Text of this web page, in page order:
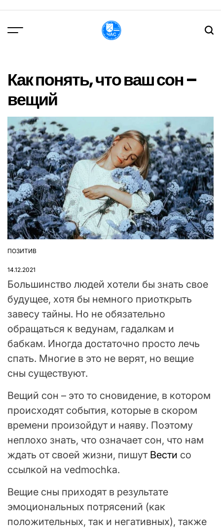
вмісту
Как понять, что ваш сон –
вещий
ОПУБЛІКУВАТИ
ПОЗИТИВ
14.12.2021
Большинство людей хотели бы знать свое
будущее, хотя бы немного приоткрыть
завесу тайны. Но не обязательно
обращаться к ведунам, гадалкам и
бабкам. Иногда достаточно просто лечь
спать. Многие в это не верят, но вещие
сны существуют.
Вещий сон – это то сновидение, в котором
происходят события, которые в скором
времени произойдут и наяву. Поэтому
неплохо знать, что означает сон, что нам
ждать от своей жизни, пишут Вести со
ссылкой на vedmochka.
Вещие сны приходят в результате
эмоциональных потрясений (как
положительных, так и негативных), также